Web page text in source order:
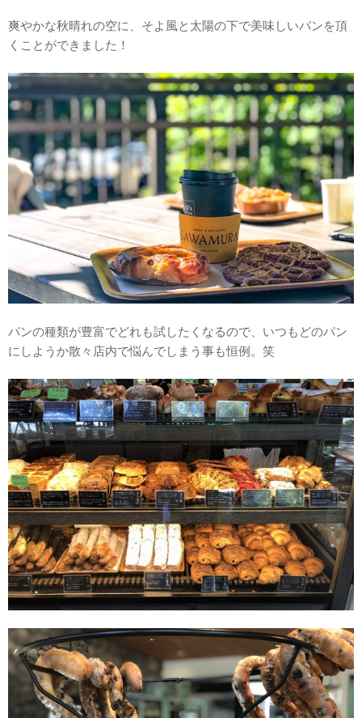
爽やかな秋晴れの空に、そよ風と太陽の下で美味しいパンを頂
くことができました！
パンの種類が豊富でどれも試したくなるので、いつもどのパン
にしようか散々店内で悩んでしまう事も恒例。笑